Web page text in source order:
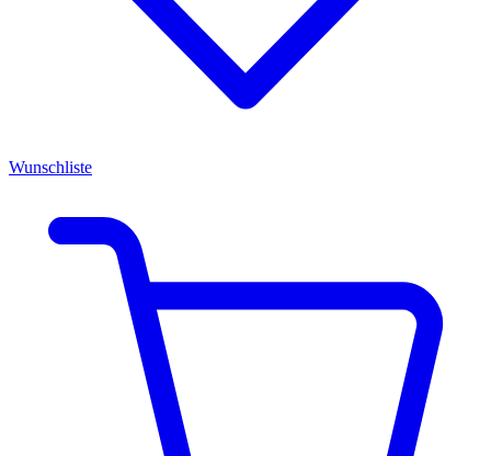
Wunschliste